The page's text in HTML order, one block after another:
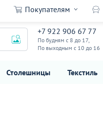
Покупателям
+7 922 906 67 77
По будням с 8 до 17,
По выходным с 10 до 16
Столешницы Текстиль
65 890